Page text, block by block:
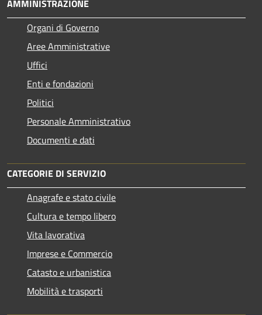
AMMINISTRAZIONE
Organi di Governo
Aree Amministrative
Uffici
Enti e fondazioni
Politici
Personale Amministrativo
Documenti e dati
CATEGORIE DI SERVIZIO
Anagrafe e stato civile
Cultura e tempo libero
Vita lavorativa
Imprese e Commercio
Catasto e urbanistica
Mobilità e trasporti